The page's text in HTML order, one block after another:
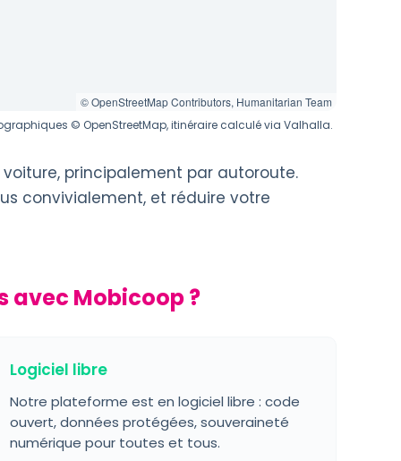
© OpenStreetMap Contributors, Humanitarian Team
© OpenStreetMap, itinéraire calculé via Valhalla.
principalement par autoroute.
convivialement, et réduire votre
Mobicoop ?
Logiciel libre
Notre plateforme est en logiciel libre : code
ouvert, données protégées, souveraineté
numérique pour toutes et tous.